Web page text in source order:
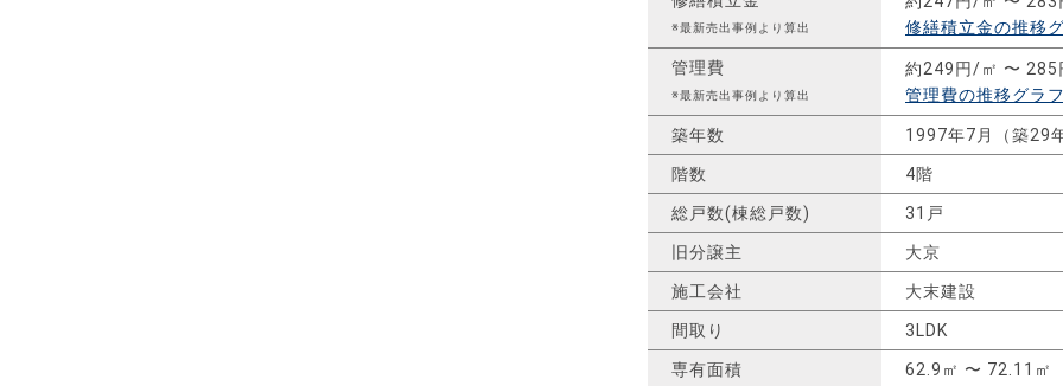
※最新売出事例より算出
修繕積立金の推移
管理費
※最新売出事例より算出
約249円/㎡ 〜 285
管理費の推移グラ
築年数 1997年7月（築29
階数 4階
総戸数(棟総戸数) 31戸
旧分譲主 大京
施工会社 大末建設
間取り 3LDK
専有面積 62.9㎡ 〜 72.11㎡